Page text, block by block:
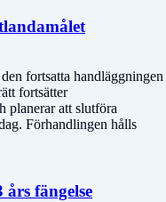
fortsatta handläggningen
fortsätter
planerar att slutföra
Förhandlingen hålls
fängelse